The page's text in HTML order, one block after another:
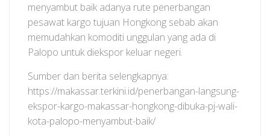
menyambut baik adanya rute penerbangan
pesawat kargo tujuan Hongkong sebab akan
memudahkan komoditi unggulan yang ada di
Palopo untuk diekspor keluar negeri.
Sumber dan berita selengkapnya:
https://makassar.terkini.id/penerbangan-langsung-
ekspor-kargo-makassar-hongkong-dibuka-pj-wali-
kota-palopo-menyambut-baik/